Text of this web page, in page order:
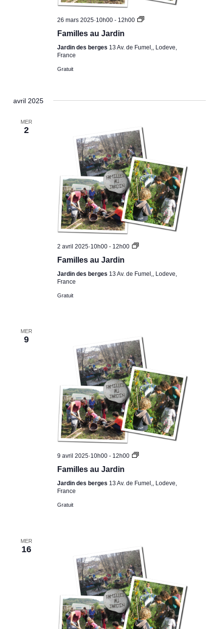
26 mars 2025·10h00- 12h00
Familles
Familles au Jardin
Jardin des berges 13 Av. de Fumel,, Lodeve,
France
Gratuit
avril 2025
MER
2
2 avril 2025·10h00- 12h00
Familles
Familles au Jardin
Jardin des berges 13 Av. de Fumel,, Lodeve,
France
Gratuit
MER
9
9 avril 2025·10h00- 12h00
Familles
Familles au Jardin
Jardin des berges 13 Av. de Fumel,, Lodeve,
France
Gratuit
MER
16